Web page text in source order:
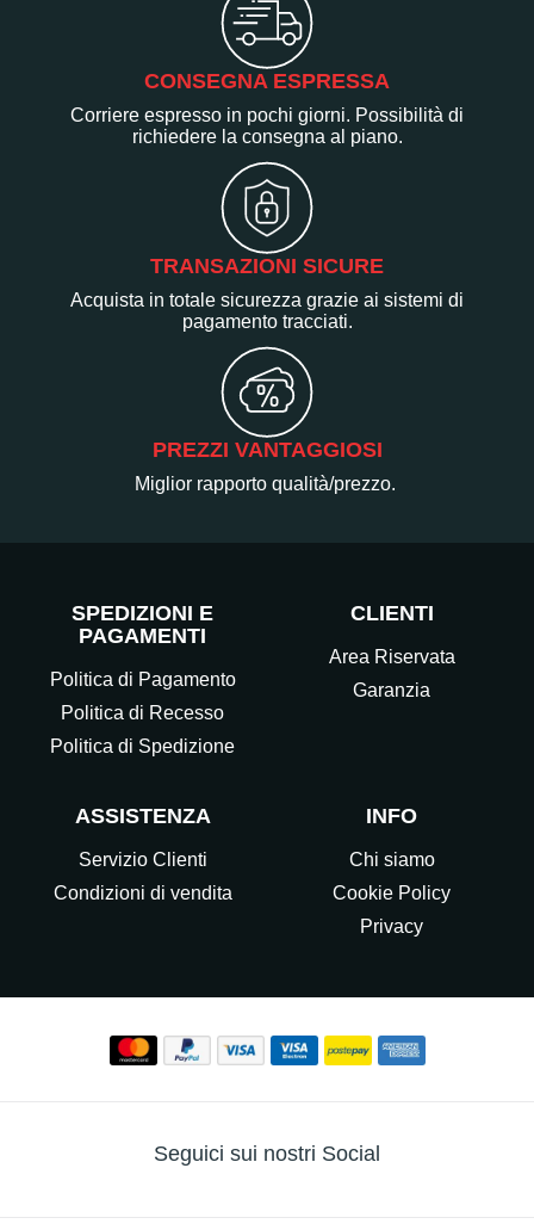
CONSEGNA ESPRESSA
Corriere espresso in pochi giorni. Possibilità di
richiedere la consegna al piano.
TRANSAZIONI SICURE
Acquista in totale sicurezza grazie ai sistemi di
pagamento tracciati.
PREZZI VANTAGGIOSI
Miglior rapporto qualità/prezzo.
SPEDIZIONI E
PAGAMENTI
Politica di Pagamento
Politica di Recesso
Politica di Spedizione
CLIENTI
Area Riservata
Garanzia
ASSISTENZA
Servizio Clienti
Condizioni di vendita
INFO
Chi siamo
Cookie Policy
Privacy
Seguici sui nostri Social